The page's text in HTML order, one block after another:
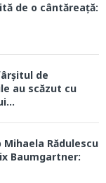
de o cântăreață:
de
au scăzut cu
Rădulescu
Baumgartner: